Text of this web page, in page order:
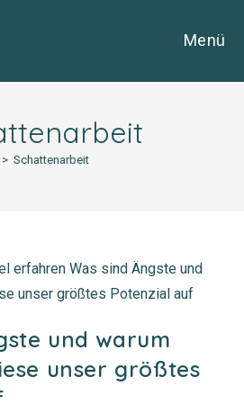
Menü
> Schattenarbeit
und warum
unser größtes